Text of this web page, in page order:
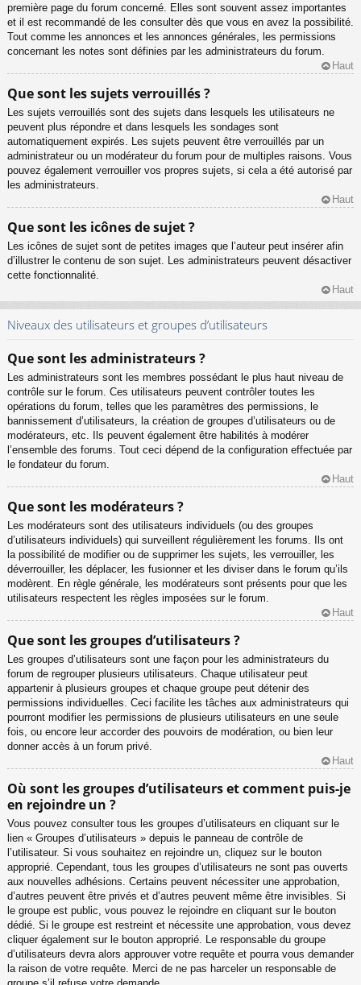
première page du forum concerné. Elles sont souvent assez importantes
et il est recommandé de les consulter dès que vous en avez la possibilité.
Tout comme les annonces et les annonces générales, les permissions
concernant les notes sont définies par les administrateurs du forum.
Haut
Que sont les sujets verrouillés ?
Les sujets verrouillés sont des sujets dans lesquels les utilisateurs ne
peuvent plus répondre et dans lesquels les sondages sont
automatiquement expirés. Les sujets peuvent être verrouillés par un
administrateur ou un modérateur du forum pour de multiples raisons. Vous
pouvez également verrouiller vos propres sujets, si cela a été autorisé par
les administrateurs.
Haut
Que sont les icônes de sujet ?
Les icônes de sujet sont de petites images que l’auteur peut insérer afin
d’illustrer le contenu de son sujet. Les administrateurs peuvent désactiver
cette fonctionnalité.
Haut
Niveaux des utilisateurs et groupes d’utilisateurs
Que sont les administrateurs ?
Les administrateurs sont les membres possédant le plus haut niveau de
contrôle sur le forum. Ces utilisateurs peuvent contrôler toutes les
opérations du forum, telles que les paramètres des permissions, le
bannissement d’utilisateurs, la création de groupes d’utilisateurs ou de
modérateurs, etc. Ils peuvent également être habilités à modérer
l’ensemble des forums. Tout ceci dépend de la configuration effectuée par
le fondateur du forum.
Haut
Que sont les modérateurs ?
Les modérateurs sont des utilisateurs individuels (ou des groupes
d’utilisateurs individuels) qui surveillent régulièrement les forums. Ils ont
la possibilité de modifier ou de supprimer les sujets, les verrouiller, les
déverrouiller, les déplacer, les fusionner et les diviser dans le forum qu’ils
modèrent. En règle générale, les modérateurs sont présents pour que les
utilisateurs respectent les règles imposées sur le forum.
Haut
Que sont les groupes d’utilisateurs ?
Les groupes d’utilisateurs sont une façon pour les administrateurs du
forum de regrouper plusieurs utilisateurs. Chaque utilisateur peut
appartenir à plusieurs groupes et chaque groupe peut détenir des
permissions individuelles. Ceci facilite les tâches aux administrateurs qui
pourront modifier les permissions de plusieurs utilisateurs en une seule
fois, ou encore leur accorder des pouvoirs de modération, ou bien leur
donner accès à un forum privé.
Haut
Où sont les groupes d’utilisateurs et comment puis-je
en rejoindre un ?
Vous pouvez consulter tous les groupes d’utilisateurs en cliquant sur le
lien « Groupes d’utilisateurs » depuis le panneau de contrôle de
l’utilisateur. Si vous souhaitez en rejoindre un, cliquez sur le bouton
approprié. Cependant, tous les groupes d’utilisateurs ne sont pas ouverts
aux nouvelles adhésions. Certains peuvent nécessiter une approbation,
d’autres peuvent être privés et d’autres peuvent même être invisibles. Si
le groupe est public, vous pouvez le rejoindre en cliquant sur le bouton
dédié. Si le groupe est restreint et nécessite une approbation, vous devez
cliquer également sur le bouton approprié. Le responsable du groupe
d’utilisateurs devra alors approuver votre requête et pourra vous demander
la raison de votre requête. Merci de ne pas harceler un responsable de